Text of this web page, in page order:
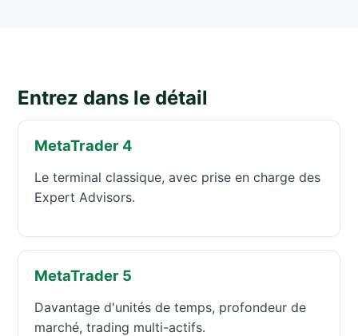
Entrez dans le détail
MetaTrader 4
Le terminal classique, avec prise en charge des
Expert Advisors.
MetaTrader 5
Davantage d'unités de temps, profondeur de
marché, trading multi-actifs.